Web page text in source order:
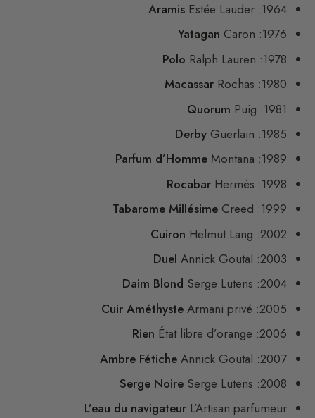
1964:
Aramis Estée Lauder
1976:
Yatagan Caron
1978:
Polo Ralph Lauren
1980:
Macassar Rochas
1981:
Quorum Puig
1985:
Derby Guerlain
1989:
Parfum d’Homme Montana
1998:
Rocabar Hermès
1999:
Tabarome Millésime Creed
2002:
Cuiron Helmut Lang
2003:
Duel Annick Goutal
2004:
Daim Blond Serge Lutens
2005:
Cuir Améthyste Armani privé
2006:
Rien État libre d’orange
2007:
Ambre Fétiche Annick Goutal
2008:
Serge Noire Serge Lutens
L’eau du navigateur L’Artisan parfumeur